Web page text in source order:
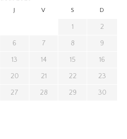
J V S D
1 2
6 7 8 9
13 14 15 16
20 21 22 23
27 28 29 30